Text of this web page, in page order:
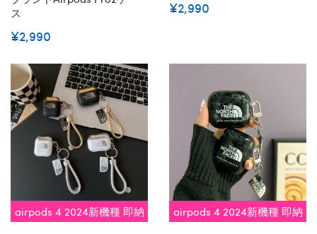
ス
¥2,990
¥2,990
airpods 4 2024新機種 即納 airpods 4 2024新機種 即納